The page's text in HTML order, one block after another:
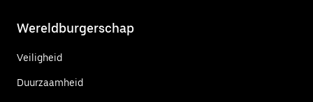
Wereldburgerschap
Veiligheid
Duurzaamheid